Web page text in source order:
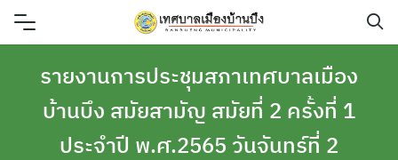
Skip
รายงานการประชุมสภาเทศบาลเมือง
บ้านบึง สมัยสามัญ สมัยที่ 2 ครั้งที่ 1
ประจำปี พ.ศ.2565 วันจันทร์ที่ 2